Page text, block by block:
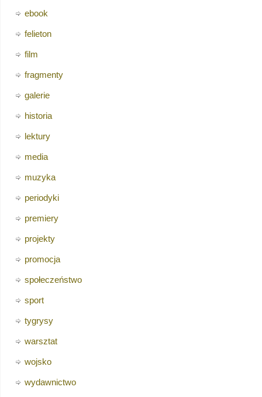
ebook
felieton
film
fragmenty
galerie
historia
lektury
media
muzyka
periodyki
premiery
projekty
promocja
społeczeństwo
sport
tygrysy
warsztat
wojsko
wydawnictwo